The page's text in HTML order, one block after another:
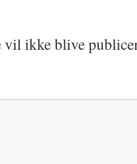
vil ikke blive